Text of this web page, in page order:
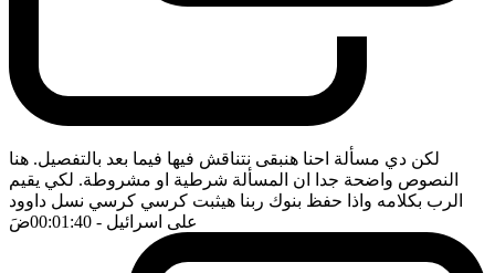
لكن دي مسألة احنا هنبقى نتناقش فيها فيما بعد بالتفصيل. هنا
النصوص واضحة جدا ان المسألة شرطية او مشروطة. لكي يقيم
الرب بكلامه واذا حفظ بنوك ربنا هيثبت كرسي كرسي نسل داوود
على اسرائيل - 00:01:40 ضَ